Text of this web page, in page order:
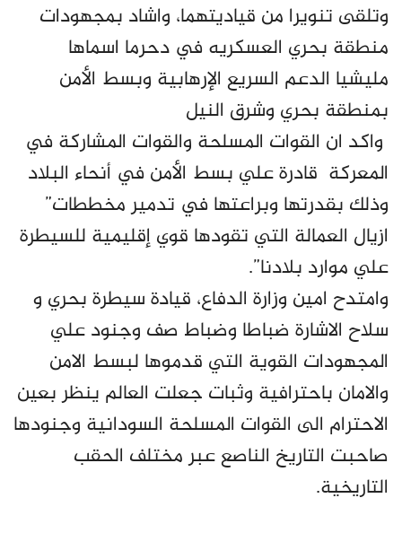
وتلقى تنويرا من قياديتهما، واشاد بمجهودات
منطقة بحري العسكريه في دحرما اسماها
مليشيا الدعم السريع الإرهابية وبسط الأمن
بمنطقة بحري وشرق النيل
واكد ان القوات المسلحة والقوات المشاركة في
المعركة قادرة علي بسط الأمن في أنحاء البلاد
وذلك بقدرتها وبراعتها في تدمير مخططات”
ازيال العمالة التي تقودها قوي إقليمية للسيطرة
علي موارد بلادنا”.
وامتدح امين وزارة الدفاع، قيادة سيطرة بحري و
سلاح الاشارة ضباطا وضباط صف وجنود علي
المجهودات القوية التي قدموها لبسط الامن
والامان باحترافية وثبات جعلت العالم ينظر بعين
الاحترام الى القوات المسلحة السودانية وجنودها
صاحبت التاريخ الناصع عبر مختلف الحقب
التاريخية.